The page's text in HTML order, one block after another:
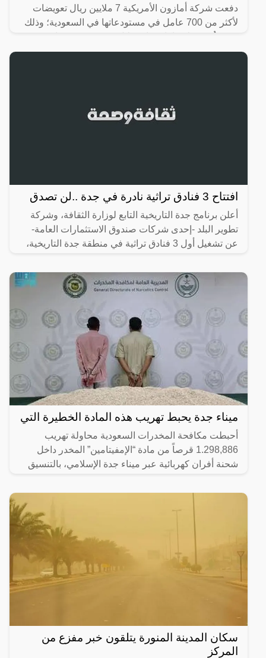
دفعت شركة أمازون الأمريكية 7 ملايين ريال تعويضات
لأكثر من 700 عامل في مستودعاتها في السعودية؛ وذلك
قانونية؛
افتتاح 3 فنادق تراثية نادرة في جدة ..لن تصدق
أعلن برنامج جدة التاريخية التابع لوزارة الثقافة، وشركة
تطوير البلد -إحدى شركات صندوق الاستثمارات العامة-
عن تشغيل أول 3 فنادق تراثية في منطقة جدة التاريخية،
ميناء جدة يحبط تهريب هذه المادة الخطيرة التي
أحبطت مكافحة المخدرات السعودية محاولة تهريب
1.298,886 قرصاً من مادة “الإمفيتامين” المخدر داخل
شحنة أفران كهربائية عبر ميناء جدة الإسلامي، بالتنسيق
سكان المدينة المنورة يتلقون خبر مفزع من
المركز